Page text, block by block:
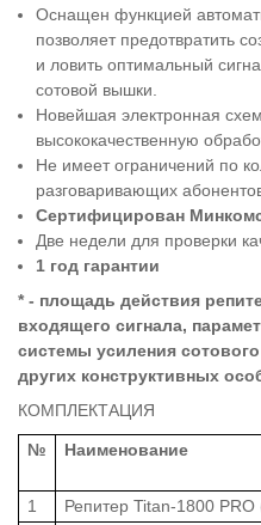
Оснащен функцией
позволяет предотвратить
и ловить оптимальный
сотовой вышки.
Новейшая электронная
высококачественную
Не имеет ограничений по
разговаривающих
Сертифицирован
Две недели для проверки
1 год гарантии
* - площадь действия
входящего сигнала,
системы усиления
других конструктивных
КОМПЛЕКТАЦИЯ
№ Наименование
1
Репитер Titan-1800 PRO